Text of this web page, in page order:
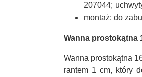
207044;
montaż: do
Wanna prostokątna
Wanna prostokątna
rantem 1 cm, który